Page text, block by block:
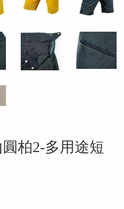
柏2-多用途短